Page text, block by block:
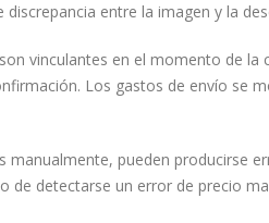
entre la imagen y la
vinculantes en el momento de
Los gastos de envío se
manualmente, pueden producirse
de detectarse un error de precio